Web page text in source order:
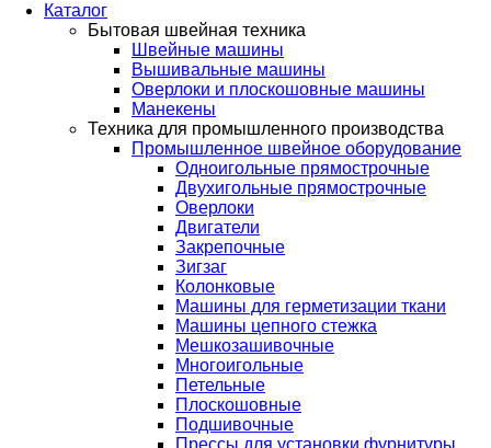
Каталог
Бытовая швейная техника
Швейные машины
Вышивальные машины
Оверлоки и плоскошовные машины
Манекены
Техника для промышленного производства
Промышленное швейное оборудование
Одноигольные прямострочные
Двухигольные прямострочные
Оверлоки
Двигатели
Закрепочные
Зигзаг
Колонковые
Машины для герметизации ткани
Машины цепного стежка
Мешкозашивочные
Многоигольные
Петельные
Плоскошовные
Подшивочные
Прессы для установки фурнитуры